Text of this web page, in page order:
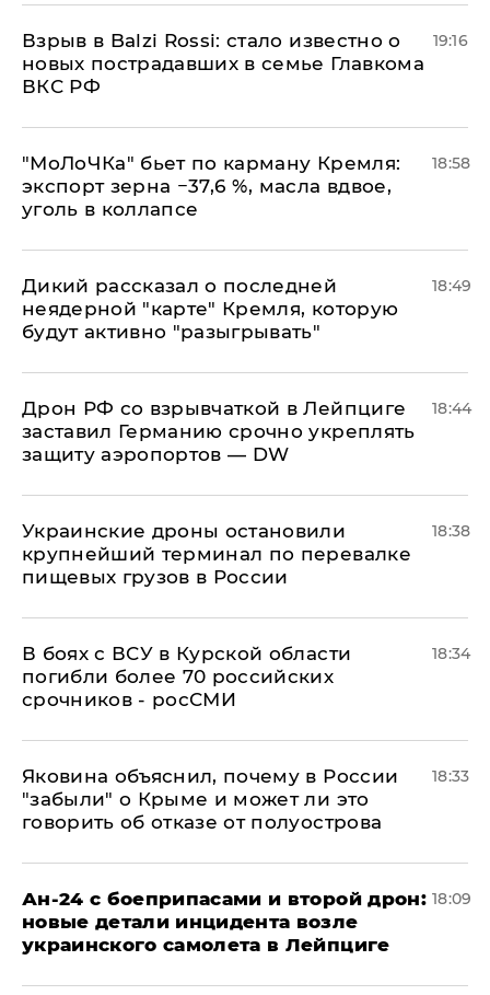
Взрыв в Balzi Rossi: стало известно о
новых пострадавших в семье Главкома
ВКС РФ
19:16
​"МоЛоЧКа" бьет по карману Кремля:
экспорт зерна −37,6 %, масла вдвое,
уголь в коллапсе
18:58
Дикий рассказал о последней
неядерной "карте" Кремля, которую
будут активно "разыгрывать"
18:49
​Дрон РФ со взрывчаткой в Лейпциге
заставил Германию срочно укреплять
защиту аэропортов — DW
18:44
Украинские дроны остановили
крупнейший терминал по перевалке
пищевых грузов в России
18:38
В боях с ВСУ в Курской области
погибли более 70 российских
срочников - росСМИ
18:34
Яковина объяснил, почему в России
"забыли" о Крыме и может ли это
говорить об отказе от полуострова
18:33
Ан-24 с боеприпасами и второй дрон:
новые детали инцидента возле
украинского самолета в Лейпциге
18:09